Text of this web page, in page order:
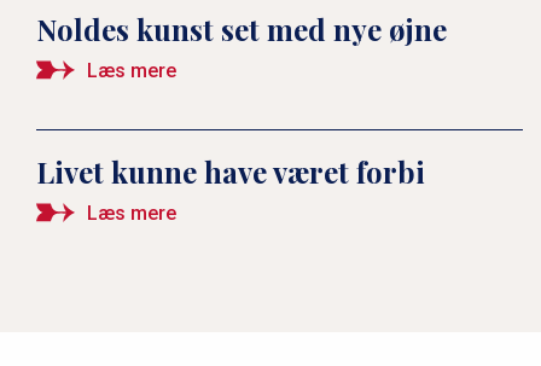
Noldes kunst set med nye øjne
Læs mere
Livet kunne have været forbi
Læs mere